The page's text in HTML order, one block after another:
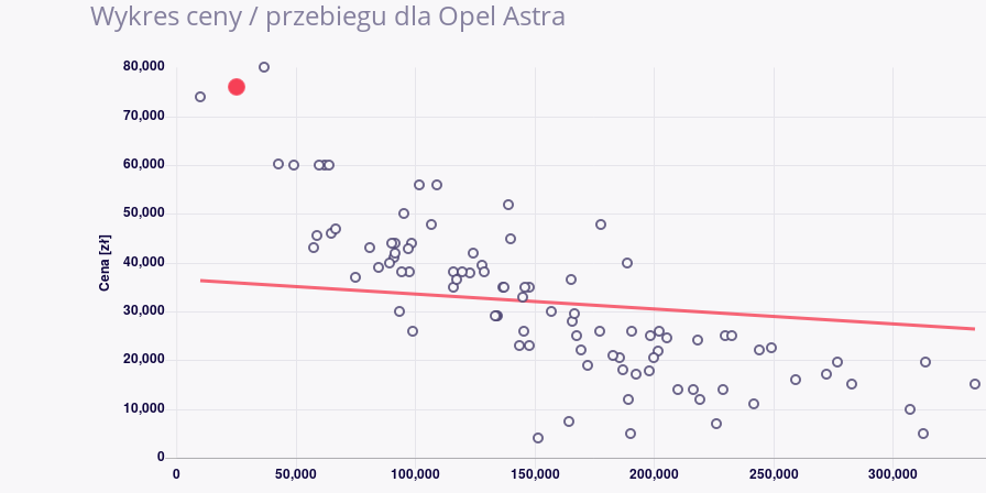
Podgrzewanie przedniej szyby, asystent podjazdu, Podgrzewane fotele, Podgrzewana kierownica,
Up Display, isofix, Infotainment, Bezkluczowe otwieranie auta, Bezkluczowe zapalanie auta, Czujnik
martwego pola, System stabilizacji toru jazdy, kierownica wielofunkcyjna, Nawigacja, Czujniki
parkowania prz. i tył, Elektryczne lusterka, WSP. KIEROWNICY, lopatki do zmiany biegow pod
kierownica, Elektryczne szyby, Kamera cofania, Tylne swiatla LED, Czujnik deszczu, Stop Start
Rozpoznawanie znaków drogowych, Stereo, kontrola tlaku v pneumatikách, przciemniane szyby,
Gniazdo USB-C, System sterowania głosem , Virtual cockpit, \r\n\r\n
DZWOŃ CODZIENNIE OD 8:00 DO 21:00 - NAWET W WEEKENDY I ŚWIĘTA
AAA AUTO to jedna z największych i najbardziej doświadczonych sieci sprzedaży samochodów
używanych w Europie Środkowej. Od ponad 30 lat pomagamy klientom bezpiecznie kupować i
sprzedawać samochody, a z naszych usług skorzystały już miliony klientów.
Wykres ceny / przebiegu dla Opel Astra